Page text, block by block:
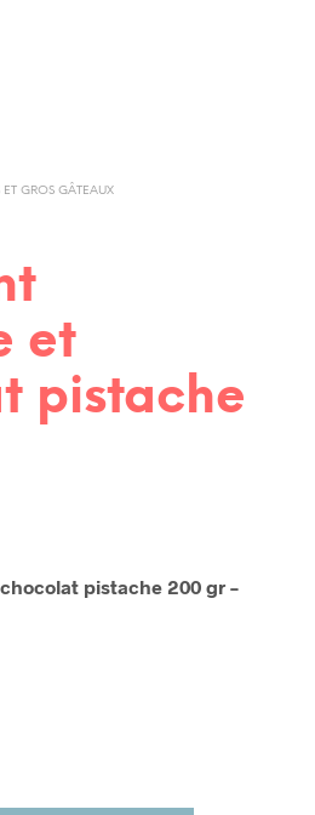
ET GROS GÂTEAUX
et
pistache
pistache 200 gr –